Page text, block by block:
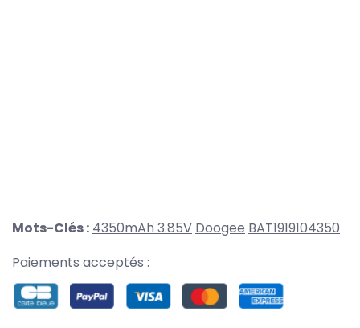
Mots-Clés : 4350mAh 3.85V Doogee BAT1919104350
Paiements acceptés :